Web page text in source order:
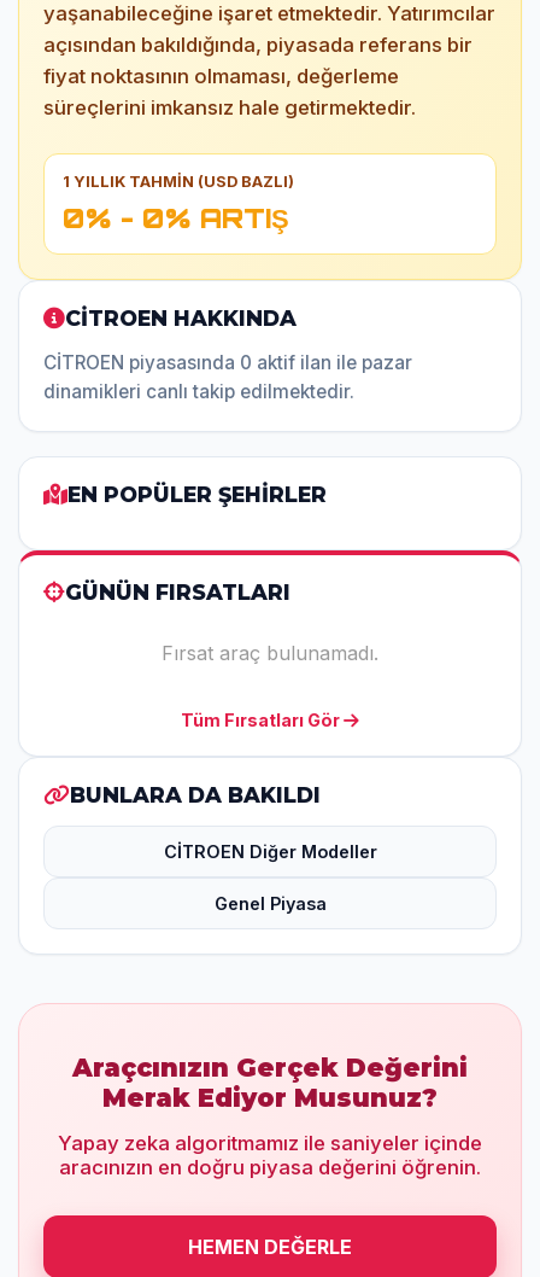
yaşanabileceğine işaret etmektedir. Yatırımcılar
açısından bakıldığında, piyasada referans bir
fiyat noktasının olmaması, değerleme
süreçlerini imkansız hale getirmektedir.
1 YILLIK TAHMİN (USD BAZLI)
0% - 0% ARTIŞ
CİTROEN HAKKINDA
CİTROEN piyasasında 0 aktif ilan ile pazar
dinamikleri canlı takip edilmektedir.
EN POPÜLER ŞEHİRLER
GÜNÜN FIRSATLARI
Fırsat araç bulunamadı.
Tüm Fırsatları Gör
BUNLARA DA BAKILDI
CİTROEN Diğer Modeller
Genel Piyasa
Araçcınızın Gerçek Değerini
Merak Ediyor Musunuz?
Yapay zeka algoritmamız ile saniyeler içinde
aracınızın en doğru piyasa değerini öğrenin.
HEMEN DEĞERLE